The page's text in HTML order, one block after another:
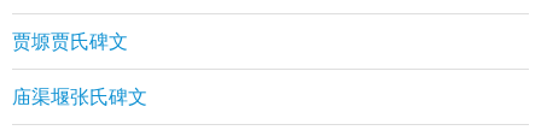
贾塬贾氏碑文
庙渠堰张氏碑文